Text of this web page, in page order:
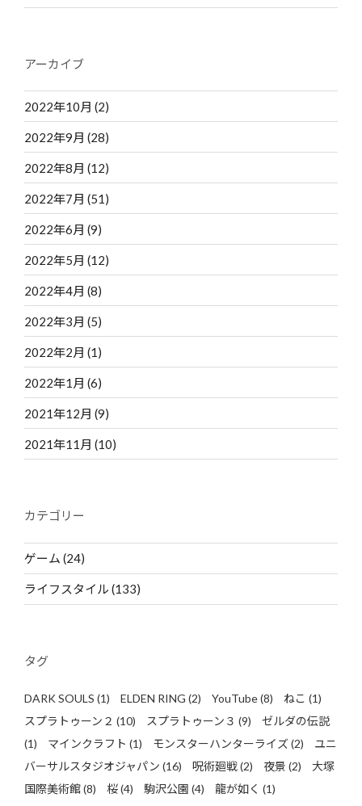
アーカイブ
2022年10月 (2)
2022年9月 (28)
2022年8月 (12)
2022年7月 (51)
2022年6月 (9)
2022年5月 (12)
2022年4月 (8)
2022年3月 (5)
2022年2月 (1)
2022年1月 (6)
2021年12月 (9)
2021年11月 (10)
カテゴリー
ゲーム (24)
ライフスタイル (133)
タグ
DARK SOULS (1) ELDEN RING (2) YouTube(8) ねこ (1)
スプラトゥーン２ (10) スプラトゥーン３ (9)
ゼルダの伝説
(1)
マインクラフト (1) モンスターハンターライズ(2)
ユニ
バーサルスタジオジャパン (16) 呪術廻戦(2) 夜景 (2)
大塚
国際美術館(8) 桜(4) 駒沢公園 (4) 龍が如く (1)